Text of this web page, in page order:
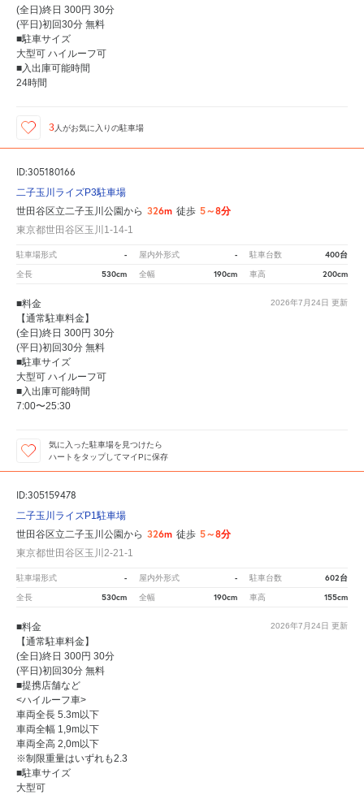
(全日)終日 300円 30分
(平日)初回30分 無料
■駐車サイズ
大型可 ハイルーフ可
■入出庫可能時間
24時間
3 人がお気に入りの駐車場
ID:305180166
二子玉川ライズP3駐車場
世田谷区立二子玉川公園から 326m 徒歩 5～8分
東京都世田谷区玉川1-14-1
駐車場形式 - 屋内外形式 - 駐車台数 400台
全長 530cm 全幅 190cm 車高 200cm
2026年7月24日 更新
■料金
【通常駐車料金】
(全日)終日 300円 30分
(平日)初回30分 無料
■駐車サイズ
大型可 ハイルーフ可
■入出庫可能時間
7:00〜25:30
気に入った駐車場を見つけたら
ハートをタップしてマイPに保存
ID:305159478
二子玉川ライズP1駐車場
世田谷区立二子玉川公園から 326m 徒歩 5～8分
東京都世田谷区玉川2-21-1
駐車場形式 - 屋内外形式 - 駐車台数 602台
全長 530cm 全幅 190cm 車高 155cm
2026年7月24日 更新
■料金
【通常駐車料金】
(全日)終日 300円 30分
(平日)初回30分 無料
■提携店舗など
<ハイルーフ車>
車両全長 5.3m以下
車両全幅 1,9m以下
車両全高 2,0m以下
※制限重量はいずれも2.3
■駐車サイズ
大型可